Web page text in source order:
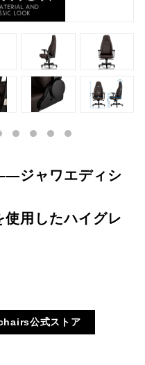
ジャワエディシ
使用したハイグレ
公式ストア